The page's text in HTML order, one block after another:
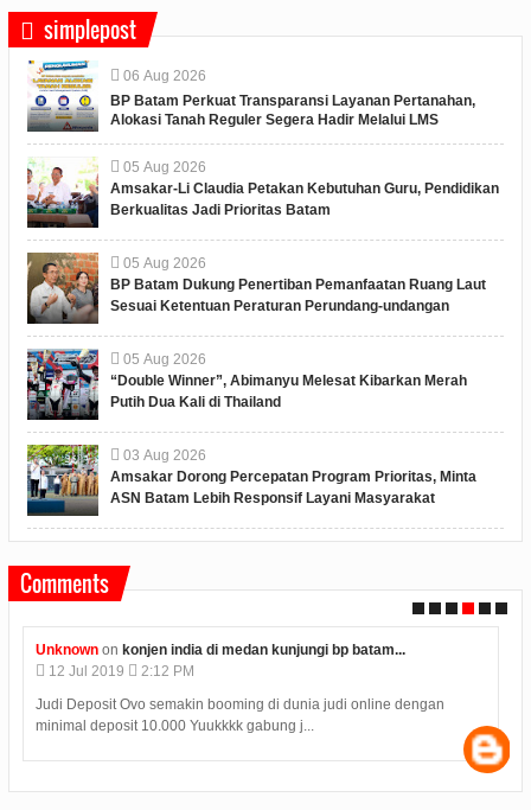
simplepost
06 Aug 2026
BP Batam Perkuat Transparansi Layanan Pertanahan,
Alokasi Tanah Reguler Segera Hadir Melalui LMS
05 Aug 2026
Amsakar-Li Claudia Petakan Kebutuhan Guru, Pendidikan
Berkualitas Jadi Prioritas Batam
05 Aug 2026
BP Batam Dukung Penertiban Pemanfaatan Ruang Laut
Sesuai Ketentuan Peraturan Perundang-undangan
05 Aug 2026
“Double Winner”, Abimanyu Melesat Kibarkan Merah
Putih Dua Kali di Thailand
03 Aug 2026
Amsakar Dorong Percepatan Program Prioritas, Minta
ASN Batam Lebih Responsif Layani Masyarakat
Comments
Unknownon konjen india di medan kunjungi bp batam...
12 Jul 2019
2:12 PM
Judi Deposit Ovo semakin booming di dunia judi online dengan
minimal deposit 10.000 Yuukkkk gabung j...